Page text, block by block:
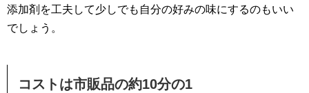
添加剤を工夫して少しでも自分の好みの味にするのもいい
でしょう。
コストは市販品の約10分の1